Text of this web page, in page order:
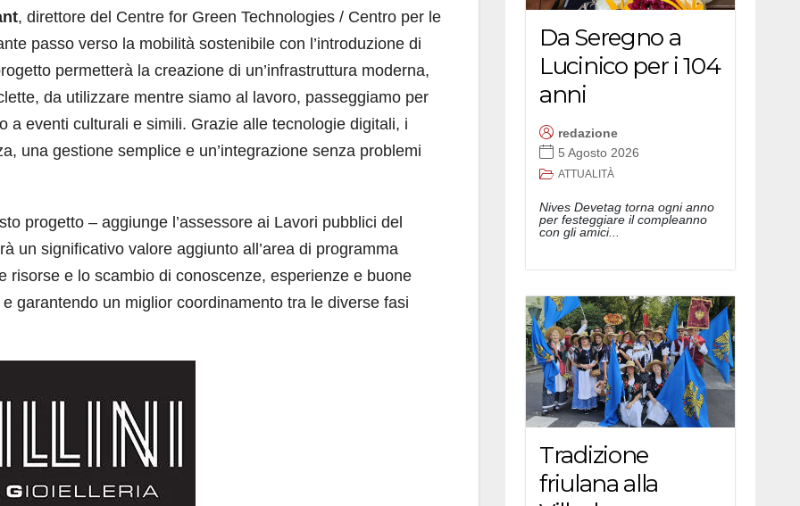
, direttore del Centre for Green Technologies / Centro per le
passo verso la mobilità sostenibile con l’introduzione di
permetterà la creazione di un’infrastruttura moderna,
da utilizzare mentre siamo al lavoro, passeggiamo per
a eventi culturali e simili. Grazie alle tecnologie digitali, i
una gestione semplice e un’integrazione senza problemi
progetto – aggiunge l’assessore ai Lavori pubblici del
un significativo valore aggiunto all’area di programma
risorse e lo scambio di conoscenze, esperienze e buone
garantendo un miglior coordinamento tra le diverse fasi
Da Seregno a
Lucinico per i 104
anni
redazione
5 Agosto 2026
ATTUALITÀ
Nives Devetag torna ogni anno
per festeggiare il compleanno
con gli amici...
Tradizione
friulana alla